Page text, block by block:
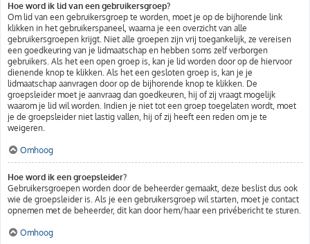
Hoe word ik lid van een gebruikersgroep?
Om lid van een gebruikersgroep te worden, moet je op de bijhorende link
klikken in het gebruikerspaneel, waarna je een overzicht van alle
gebruikersgroepen krijgt. Niet alle groepen zijn vrij toegankelijk, ze vereisen
een goedkeuring van je lidmaatschap en hebben soms zelf verborgen
gebruikers. Als het een open groep is, kan je lid worden door op de hiervoor
dienende knop te klikken. Als het een gesloten groep is, kan je je
lidmaatschap aanvragen door op de bijhorende knop te klikken. De
groepsleider moet je aanvraag dan goedkeuren, hij of zij vraagt mogelijk
waarom je lid wil worden. Indien je niet tot een groep toegelaten wordt, moet
je de groepsleider niet lastig vallen, hij of zij heeft een reden om je te
weigeren.
Omhoog
Hoe word ik een groepsleider?
Gebruikersgroepen worden door de beheerder gemaakt, deze beslist dus ook
wie de groepsleider is. Als je een gebruikersgroep wil starten, moet je contact
opnemen met de beheerder, dit kan door hem/haar een privébericht te sturen.
Omhoog